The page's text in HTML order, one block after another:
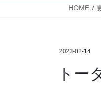
HOME
2023-02-14
トー